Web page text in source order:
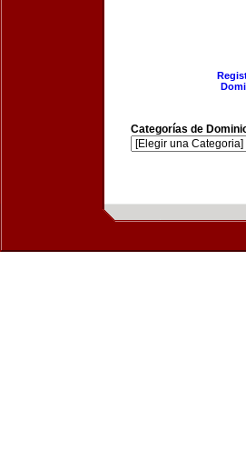
Categorías de